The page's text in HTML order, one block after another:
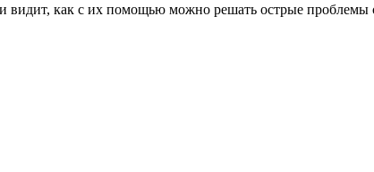
видит, как с их помощью можно решать острые